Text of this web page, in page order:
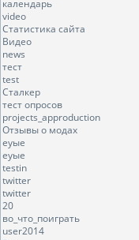
календарь
video
Статистика сайта
Видео
news
тест
test
Сталкер
тест опросов
projects_approduction
Отзывы о модах
еуые
еуые
testin
twitter
twitter
20
во_что_поиграть
user2014